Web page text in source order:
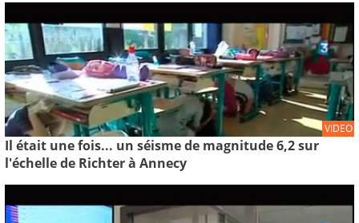
VIDEO
Il était une fois... un séisme de magnitude 6,2 sur
l'échelle de Richter à Annecy